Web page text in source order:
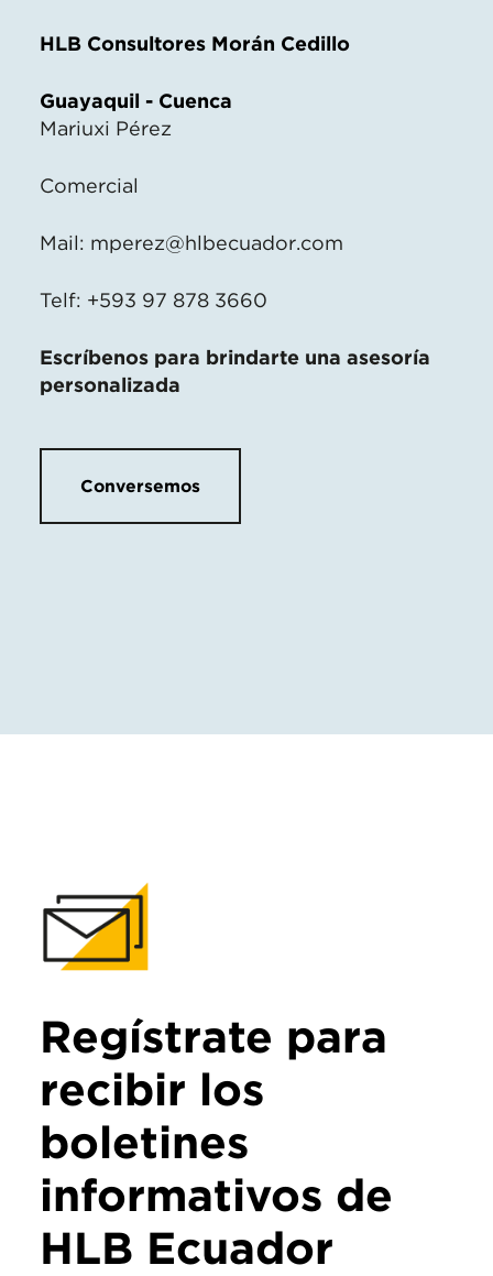
HLB Consultores Morán Cedillo
Guayaquil - Cuenca
Mariuxi Pérez
Comercial
Mail: mperez@hlbecuador.com
Telf: +593 97 878 3660
Escríbenos para brindarte una asesoría
personalizada
Conversemos
Regístrate para
recibir los
boletines
informativos de
HLB Ecuador